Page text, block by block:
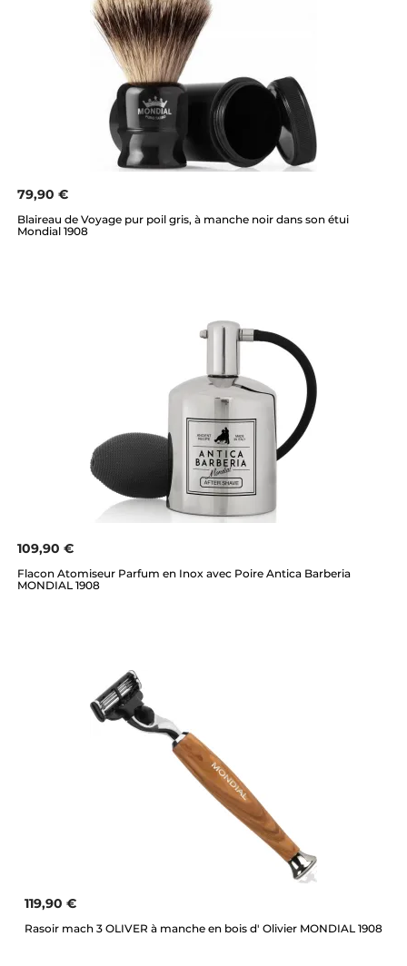
79,90 €
Blaireau de Voyage pur poil gris, à manche noir dans son étui
Mondial 1908
109,90 €
Flacon Atomiseur Parfum en Inox avec Poire Antica Barberia
MONDIAL 1908
119,90 €
Rasoir mach 3 OLIVER à manche en bois d' Olivier MONDIAL 1908